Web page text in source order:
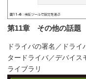
第11章 その他の話題
ドライバの署名／ドラ
タードライバ／デバイ
ライブラリ